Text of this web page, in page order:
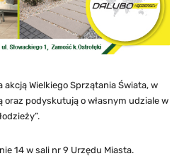
Wielkiego Sprzątania Świata, w
oraz podyskutują o własnym udziale w
14 w sali nr 9 Urzędu Miasta.